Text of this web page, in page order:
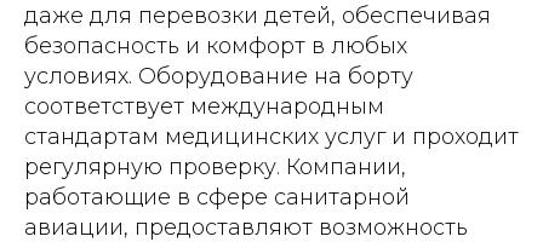
даже для перевозки детей, обеспечивая
безопасность и комфорт в любых
условиях. Оборудование на борту
соответствует международным
стандартам медицинских услуг и проходит
регулярную проверку. Компании,
работающие в сфере санитарной
авиации, предоставляют возможность